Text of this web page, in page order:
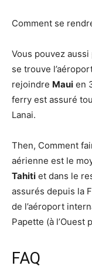
Comment se
Vous pouvez aussi
se trouve
rejoindre Maui en
ferry est assuré
Lanai.
Then, Comment
aérienne est le
Tahiti et dans le
assurés depuis la
de l’aéroport
Papette (à l’Ouest
FAQ